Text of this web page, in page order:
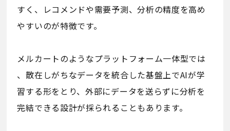
すく、レコメンドや需要予測、分析の精度を高め
やすいのが特徴です。
メルカートのようなプラットフォーム一体型では
、散在しがちなデータを統合した基盤上でAIが学
習する形をとり、外部にデータを送らずに分析を
完結できる設計が採られることもあります。